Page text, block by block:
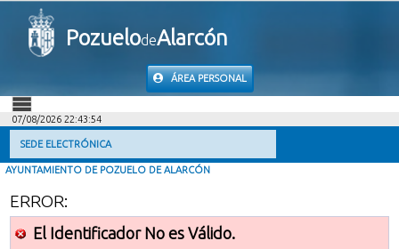
PozuelodeAlarcón
ÁREA PERSONAL
INICIO
MI CARPETA
07/08/2026 22:43:54
SEDE ELECTRÓNICA
AYUNTAMIENTO DE POZUELO DE ALARCÓN
ERROR:
El Identificador No es Válido.